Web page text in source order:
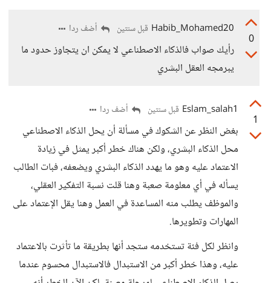
0
Habib_Mohamed20 قبل سنتين أضف ردا
رأيك صواب فالذكاء الاصطناعي لا يمكن ان يتجاوز حدود ما
يبرمجه العقل البشري
1
Eslam_salah1 قبل سنتين أضف ردا
بغض النظر عن الشكوك في مسألة أن يحل الذكاء الاصطناعي
محل الذكاء البشري، ولكن هناك خطر أكبر يمثل في زيادة
الاعتماد عليه وهو ما يهدد الذكاء البشري ويضعفه، فبات الطالب
يسأله في أي معلومة صعبة وهنا قلت نسبة التفكير العقلي،
والموظف يطلب منه المساعدة في العمل وهنا يقل الإعتماد على
المهارات وتطويرها.
وانظر لكل فئة تستخدمه ستجد أنها بطريقة ما تأثرت بالاعتماد
عليه، وهذا خطر أكبر من الاستبدال فالاستبدال محسوم عندما